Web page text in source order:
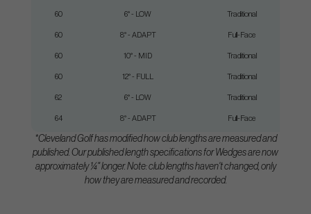
60 6° - LOW Traditional
60 8° - ADAPT Full-Face
60 10° - MID Traditional
60 12° - FULL Traditional
62 6° - LOW Traditional
64 8° - ADAPT Full-Face
*Cleveland Golf has modified how club lengths are measured and
published. Our published length specifications for Wedges are now
approximately ¼" longer. Note: club lengths haven't changed, only
how they are measured and recorded.